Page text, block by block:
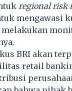
regional risk
mengawasi
melakukan
BRI akan
retail